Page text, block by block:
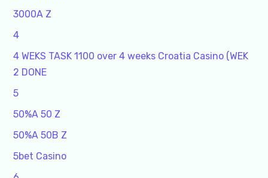
3000A Z
4
4 WEKS TASK 1100 over 4 weeks Croatia Casino (WEK
2 DONE
5
50%A 50 Z
50%A 50B Z
5bet Casino